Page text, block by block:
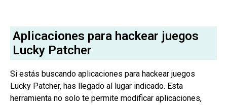
Aplicaciones para hackear juegos
Lucky Patcher
Si estás buscando aplicaciones para hackear juegos
Lucky Patcher, has llegado al lugar indicado. Esta
herramienta no solo te permite modificar aplicaciones,